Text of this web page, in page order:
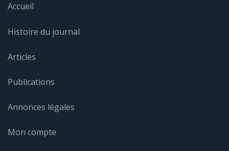
Accueil
Histoire du journal
Articles
Publications
Annonces légales
Mon compte